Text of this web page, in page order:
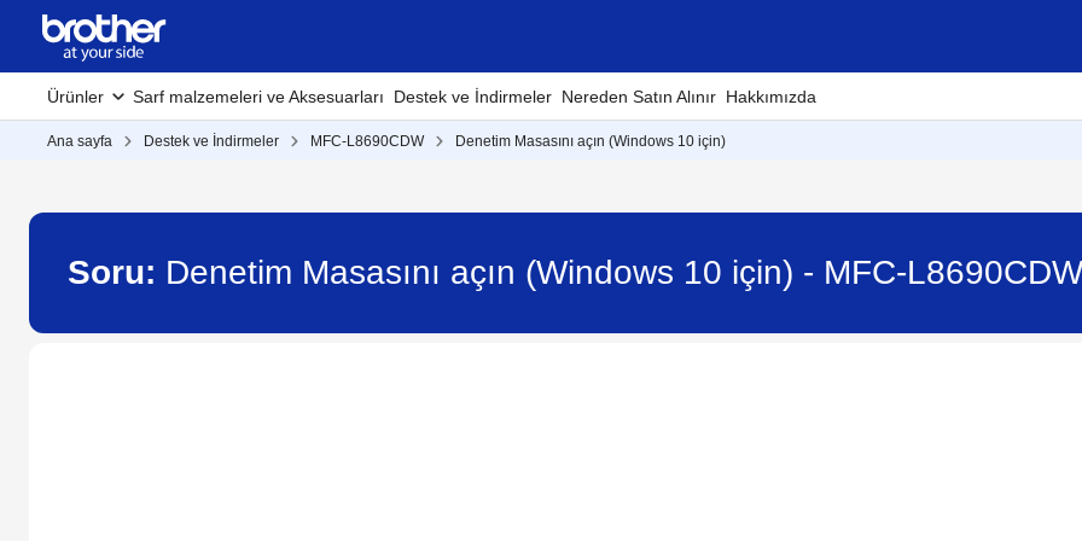
Ürünler Sarf malzemeleri ve Aksesuarları Destek ve İndirmeler Nereden Satın Alınır Hakkımızda
Ana sayfa Destek ve İndirmeler MFC-L8690CDW Denetim Masasını açın (Windows 10 için)
Soru: Denetim Masasını açın (Windows 10 için) - MFC-L8690CDW